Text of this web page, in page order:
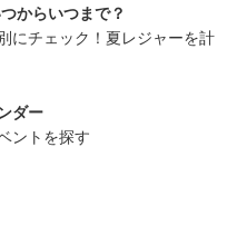
からいつまで？
にチェック！夏レジャーを計
ダー
ントを探す